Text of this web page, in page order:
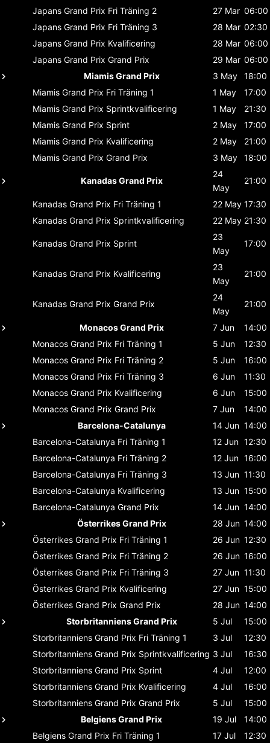
Japans Grand Prix Fri Träning 2 27 Mar 06:00
Japans Grand Prix Fri Träning 3 28 Mar 02:30
Japans Grand Prix Kvalificering 28 Mar 06:00
Japans Grand Prix Grand Prix 29 Mar 06:00
Miamis Grand Prix
3 May
18:00
Miamis Grand Prix Fri Träning 1 1 May
17:00
Miamis Grand Prix Sprintkvalificering 1 May
21:30
Miamis Grand Prix Sprint 2 May
17:00
Miamis Grand Prix Kvalificering 2 May
21:00
Miamis Grand Prix Grand Prix 3 May 18:00
Kanadas Grand Prix
24
May
21:00
Kanadas Grand Prix Fri Träning 1 22 May 17:30
Kanadas Grand Prix Sprintkvalificering 22 May 21:30
Kanadas Grand Prix Sprint
23
May
17:00
Kanadas Grand Prix Kvalificering
23
May
21:00
Kanadas Grand Prix Grand Prix
24
May
21:00
Monacos Grand Prix 7 Jun
14:00
Monacos Grand Prix Fri Träning 1 5 Jun
12:30
Monacos Grand Prix Fri Träning 2 5 Jun
16:00
Monacos Grand Prix Fri Träning 3 6 Jun
11:30
Monacos Grand Prix Kvalificering 6 Jun
15:00
Monacos Grand Prix Grand Prix 7 Jun
14:00
Barcelona-Catalunya
14 Jun 14:00
Barcelona-Catalunya Fri Träning 1 12 Jun 12:30
Barcelona-Catalunya Fri Träning 2 12 Jun 16:00
Barcelona-Catalunya Fri Träning 3 13 Jun 11:30
Barcelona-Catalunya Kvalificering 13 Jun 15:00
Barcelona-Catalunya Grand Prix 14 Jun 14:00
Österrikes Grand Prix
28 Jun 14:00
Österrikes Grand Prix Fri Träning 1 26 Jun 12:30
Österrikes Grand Prix Fri Träning 2 26 Jun 16:00
Österrikes Grand Prix Fri Träning 3 27 Jun 11:30
Österrikes Grand Prix Kvalificering 27 Jun 15:00
Österrikes Grand Prix Grand Prix 28 Jun 14:00
Storbritanniens Grand Prix
5 Jul
15:00
Storbritanniens Grand Prix Fri Träning 1 3 Jul
12:30
Storbritanniens Grand Prix Sprintkvalificering 3 Jul
16:30
Storbritanniens Grand Prix Sprint 4 Jul
12:00
Storbritanniens Grand Prix Kvalificering 4 Jul
16:00
Storbritanniens Grand Prix Grand Prix 5 Jul
15:00
Belgiens Grand Prix
19 Jul
14:00
Belgiens Grand Prix Fri Träning 1 17 Jul
12:30